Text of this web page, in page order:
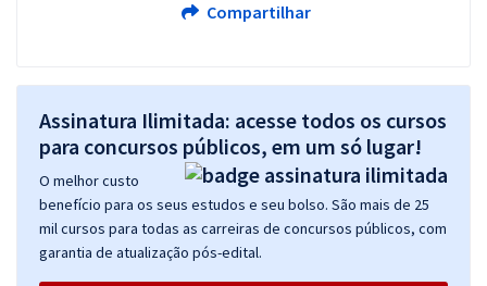
Compartilhar
Assinatura Ilimitada: acesse todos os cursos
para concursos públicos, em um só lugar!
O melhor custo
benefício para os seus estudos e seu bolso. São mais de 25
mil cursos para todas as carreiras de concursos públicos, com
garantia de atualização pós-edital.